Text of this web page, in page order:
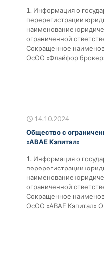
1. Информация о
перерегистрации
наименование
ограниченной
Сокращенное
ОсОО «Флайфор
14.10.2024
Общество с
«АВАЕ Кэпитал»
1. Информация о
перерегистрации
наименование
ограниченной
Сокращенное
ОсОО «АВАЕ Кэпитал»